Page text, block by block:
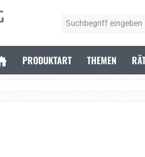
PRODUKTART THEMEN